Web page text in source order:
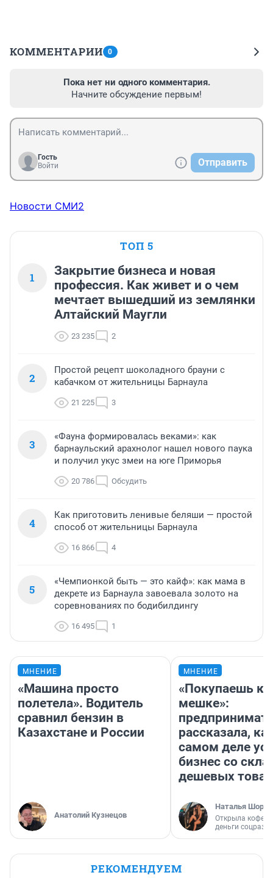
КОММЕНТАРИИ 0
Пока нет ни одного комментария.
Начните обсуждение первым!
Гость
Войти
Отправить
Новости СМИ2
ТОП 5
1
Закрытие бизнеса и новая
профессия. Как живет и о чем
мечтает вышедший из землянки
Алтайский Маугли
23 235 2
2
Простой рецепт шоколадного брауни с
кабачком от жительницы Барнаула
21 225 3
3
«Фауна формировалась веками»: как
барнаульский арахнолог нашел нового паука
и получил укус змеи на юге Приморья
20 786 Обсудить
4
Как приготовить ленивые беляши — простой
способ от жительницы Барнаула
16 866 4
5
«Чемпионкой быть — это кайф»: как мама в
декрете из Барнаула завоевала золото на
соревнованиях по бодибилдингу
16 495 1
МНЕНИЕ
«Машина просто
полетела». Водитель
сравнил бензин в
Казахстане и России
Анатолий Кузнецов
МНЕНИЕ
«Покупаешь
мешке»:
рассказала,
самом деле
бизнес со
дешевых
Наталья
Открыла
деньги
РЕКОМЕНДУЕМ